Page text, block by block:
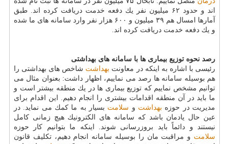
اند و حدود ۶۲ میلیون نفر یك دفعه خدمت دریافت كرده اند. طبق
آمارها امسال هم ۳۹ میلیون و ۶۰۰ هزار نفر وارد سامانه های ما شده
و یك دفعه خدمت دریافت كرده اند.
رصد نحوه توزیع بیماری ها با سامانه های بهداشتی
رئیسی با اشاره به اینكه در معاونت بهداشت شاخص های بهداشتی را
هم بوسیله سامانه ها رصد می نماییم، اظهار داشت: بعنوان مثال می
توانیم مشخص نماییم كه توزیع بیماری ها در یك منطقه بیشتر است و
ما باید در آن منطقه اقدامات بیشتری را انجام دهیم. این اقدام برای
مدیریت در حوزه بهداشت و سلامت بسیار به ما كمك می نماید. در
عین حال یادمان باشد كه سامانه های الكترونیك هیچ زمانی كامل
نیستند و دائماً باید بروزرسانی شوند. اینكه ما بتوانیم كار حوزه
سلامت و مراقبت مان را بوسیله سامانه انجام دهیم، تكلیف قانون